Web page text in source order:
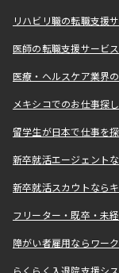
リハビリ職の転職支援
医師の転職支援サービ
医療・ヘルスケア業界
メキシコでのお仕事探
留学生が日本で仕事を
新卒就活エージェント
新卒就活スカウトなら
フリーター・既卒・未
障がい者雇用ならワー